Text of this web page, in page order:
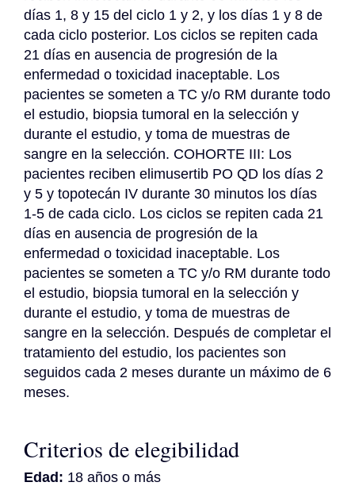
días 1, 8 y 15 del ciclo 1 y 2, y los días 1 y 8 de
cada ciclo posterior. Los ciclos se repiten cada
21 días en ausencia de progresión de la
enfermedad o toxicidad inaceptable. Los
pacientes se someten a TC y/o RM durante todo
el estudio, biopsia tumoral en la selección y
durante el estudio, y toma de muestras de
sangre en la selección. COHORTE III: Los
pacientes reciben elimusertib PO QD los días 2
y 5 y topotecán IV durante 30 minutos los días
1-5 de cada ciclo. Los ciclos se repiten cada 21
días en ausencia de progresión de la
enfermedad o toxicidad inaceptable. Los
pacientes se someten a TC y/o RM durante todo
el estudio, biopsia tumoral en la selección y
durante el estudio, y toma de muestras de
sangre en la selección. Después de completar el
tratamiento del estudio, los pacientes son
seguidos cada 2 meses durante un máximo de 6
meses.
Criterios de elegibilidad
Edad: 18 años o más